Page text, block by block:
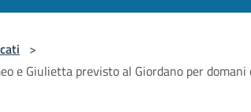
>
e Giulietta previsto al Giordano per